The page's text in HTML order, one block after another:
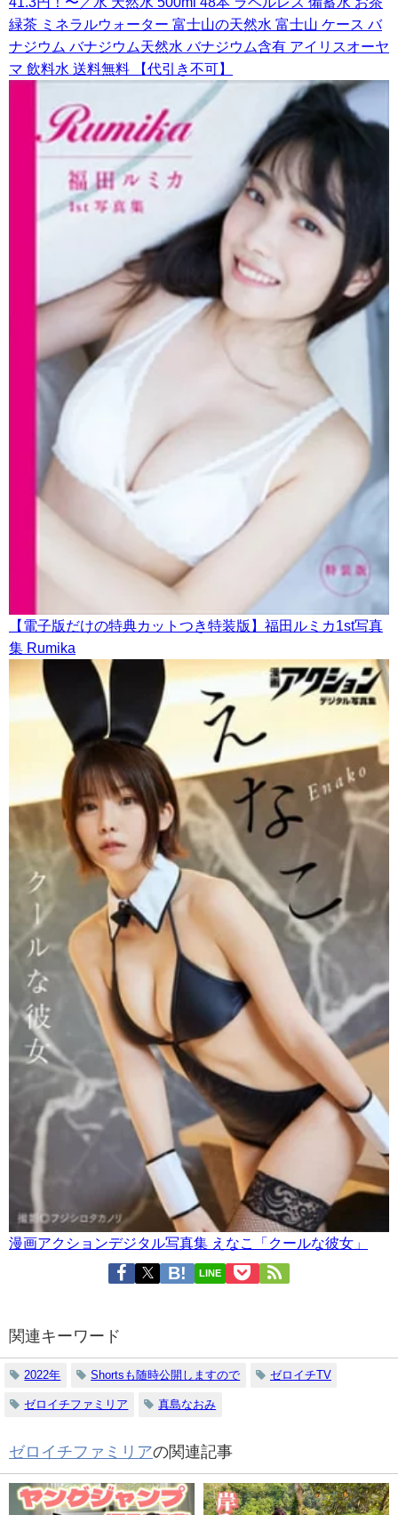
緑茶 ミネラルウォーター 富士山の天然水 富士山 ケース バ
ナジウム バナジウム天然水 バナジウム含有 アイリスオーヤ
マ 飲料水 送料無料 【代引き不可】
【電子版だけの特典カットつき特装版】福田ルミカ1st写真
集 Rumika
漫画アクションデジタル写真集 えなこ「クールな彼女」
LINE
関連キーワード
2022年 Shortsも随時公開しますので ゼロイチTV
ゼロイチファミリア 真島なおみ
ゼロイチファミリアの関連記事